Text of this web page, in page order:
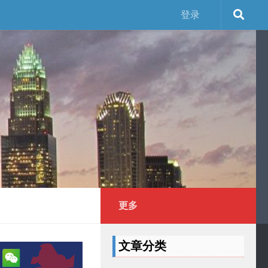
登录
更多
文章分类